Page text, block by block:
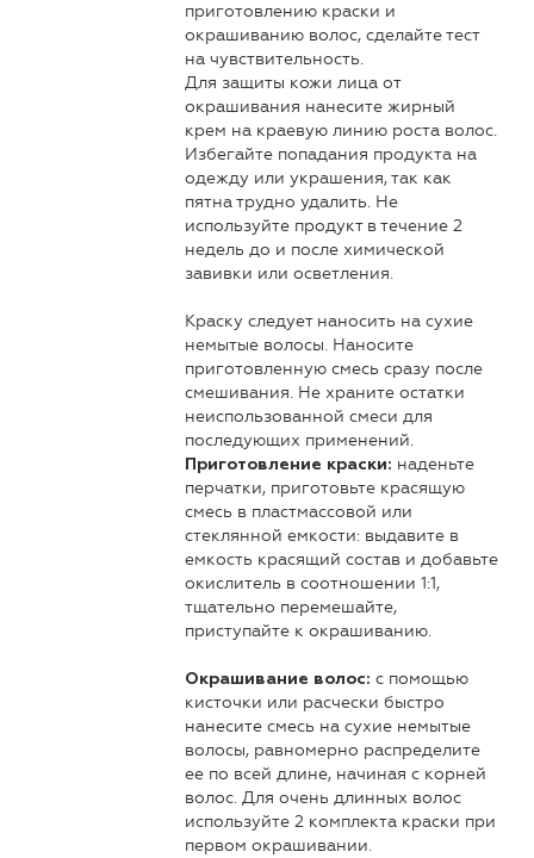
приготовлению краски и
окрашиванию волос, сделайте тест
на чувствительность.
Для защиты кожи лица от
окрашивания нанесите жирный
крем на краевую линию роста волос.
Избегайте попадания продукта на
одежду или украшения, так как
пятна трудно удалить. Не
используйте продукт в течение 2
недель до и после химической
завивки или осветления.
Краску следует наносить на сухие
немытые волосы. Наносите
приготовленную смесь сразу после
смешивания. Не храните остатки
неиспользованной смеси для
последующих применений.
Приготовление краски: наденьте
перчатки, приготовьте красящую
смесь в пластмассовой или
стеклянной емкости: выдавите в
емкость красящий состав и добавьте
окислитель в соотношении 1:1,
тщательно перемешайте,
приступайте к окрашиванию.
Окрашивание волос: с помощью
кисточки или расчески быстро
нанесите смесь на сухие немытые
волосы, равномерно распределите
ее по всей длине, начиная с корней
волос. Для очень длинных волос
используйте 2 комплекта краски при
первом окрашивании.